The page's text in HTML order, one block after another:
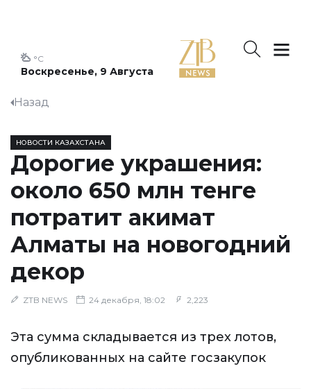
Воскресенье, 9 Августа
°C
Назад
НОВОСТИ КАЗАХСТАНА
Дорогие украшения:
около 650 млн тенге
потратит акимат
Алматы на новогодний
декор
ZTB NEWS 24 декабря, 18:02 2,223
Эта сумма складывается из трех лотов,
опубликованных на сайте госзакупок